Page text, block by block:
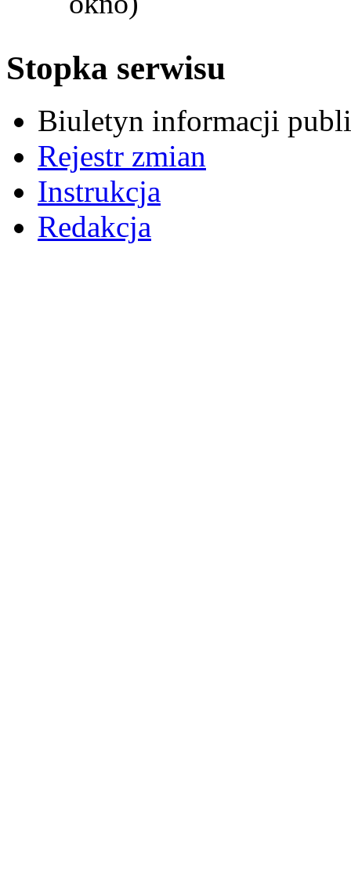
Stopka serwisu
Biuletyn informacji
Rejestr zmian
Instrukcja
Redakcja